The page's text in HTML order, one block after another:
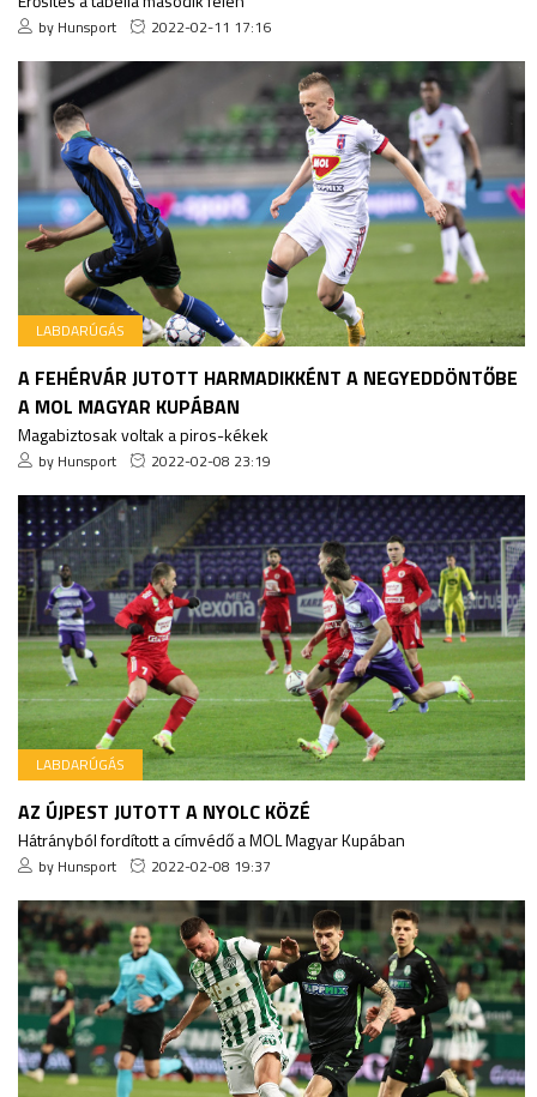
by Hunsport 2022-02-11 17:16
LABDARÚGÁS
A FEHÉRVÁR JUTOTT HARMADIKKÉNT A NEGYEDDÖNTŐBE
A MOL MAGYAR KUPÁBAN
Magabiztosak voltak a piros-kékek
by Hunsport 2022-02-08 23:19
LABDARÚGÁS
AZ ÚJPEST JUTOTT A NYOLC KÖZÉ
Hátrányból fordított a címvédő a MOL Magyar Kupában
by Hunsport 2022-02-08 19:37